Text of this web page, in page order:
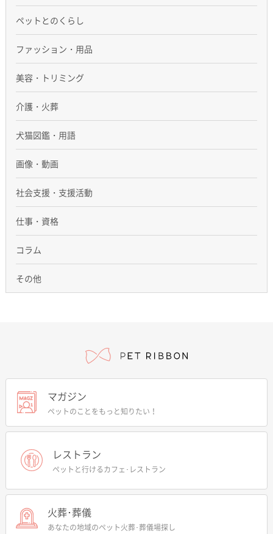
ペットとのくらし
ファッション・用品
美容・トリミング
介護・火葬
犬猫図鑑・用語
画像・動画
社会支援・支援活動
仕事・資格
コラム
その他
マガジン
ペットのことをもっと知りたい！
レストラン
ペットと行けるカフェ･レストラン
火葬･葬儀
あなたの地域のペット火葬･葬儀場探し